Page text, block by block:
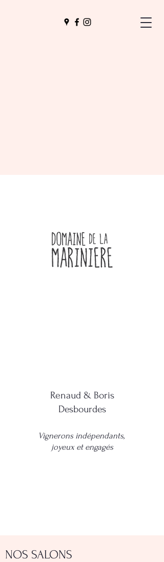
Renaud & Boris
Desbourdes
Vignerons indépendants,
joyeux et engagés
NOS SALONS